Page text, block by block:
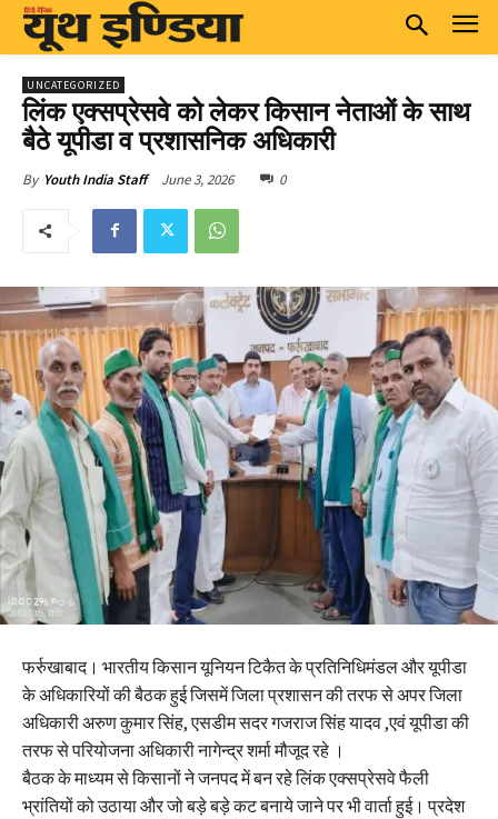
UNCATEGORIZED
लिंक एक्सप्रेसवे को लेकर किसान नेताओं के साथ
बैठे यूपीडा व प्रशासनिक अधिकारी
By Youth India Staff June 3, 2026 0
फर्रुखाबाद। भारतीय किसान यूनियन टिकैत के प्रतिनिधिमंडल और यूपीडा
के अधिकारियों की बैठक हुई जिसमें जिला प्रशासन की तरफ से अपर जिला
अधिकारी अरुण कुमार सिंह, एसडीम सदर गजराज सिंह यादव ,एवं यूपीडा की
तरफ से परियोजना अधिकारी नागेन्द्र शर्मा मौजूद रहे ।
बैठक के माध्यम से किसानों ने जनपद में बन रहे लिंक एक्सप्रेसवे फैली
भ्रांतियों को उठाया और जो बड़े बड़े कट बनाये जाने पर भी वार्ता हुई। प्रदेश